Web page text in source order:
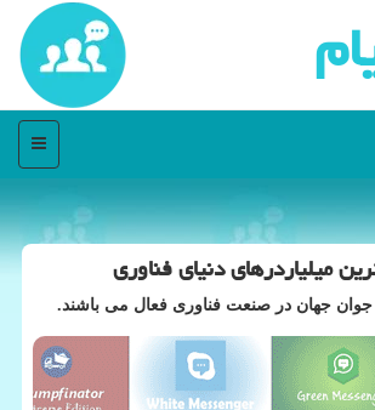
منو
میلیاردرهای دنیای فناوری
جوان جهان در صنعت فناوری فعال می باشند.